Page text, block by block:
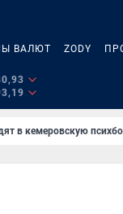
ВАЛЮТ ZODY
в кемеровскую